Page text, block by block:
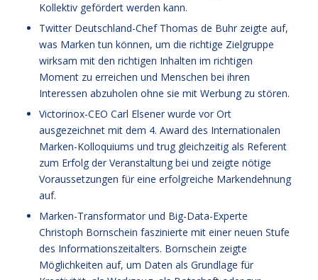
Kollektiv gefördert werden kann.
Twitter Deutschland-Chef Thomas de Buhr zeigte auf,
was Marken tun können, um die richtige Zielgruppe
wirksam mit den richtigen Inhalten im richtigen
Moment zu erreichen und Menschen bei ihren
Interessen abzuholen ohne sie mit Werbung zu stören.
Victorinox-CEO Carl Elsener wurde vor Ort
ausgezeichnet mit dem 4. Award des Internationalen
Marken-Kolloquiums und trug gleichzeitig als Referent
zum Erfolg der Veranstaltung bei und zeigte nötige
Voraussetzungen für eine erfolgreiche Markendehnung
auf.
Marken-Transformator und Big-Data-Experte
Christoph Bornschein faszinierte mit einer neuen Stufe
des Informationszeitalters. Bornschein zeigte
Möglichkeiten auf, um Daten als Grundlage für